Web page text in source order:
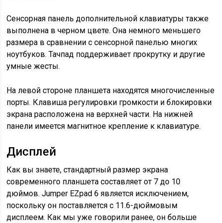
Сенсорная панель дополнительной клавиатуры также
выполнена в черном цвете. Она немного меньшего
размера в сравнении с сенсорной панелью многих
ноутбуков. Тачпад поддерживает прокрутку и другие
умные жесты.
На левой стороне планшета находятся многочисленные
порты. Клавиша регулировки громкости и блокировки
экрана расположена на верхней части. На нижней
панели имеется магнитное крепление к клавиатуре.
Дисплей
Как вы знаете, стандартный размер экрана
современного планшета составляет от 7 до 10
дюймов. Jumper EZpad 6 является исключением,
поскольку он поставляется с 11.6-дюймовым
дисплеем. Как мы уже говорили ранее, он больше